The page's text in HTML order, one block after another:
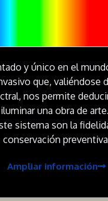
y único en el
que, valiéndose
nos permite
una obra de
sistema son la
conservación
Ampliar información